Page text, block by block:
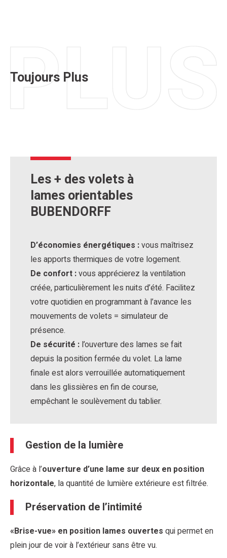
Toujours Plus
Les + des volets à
lames orientables
BUBENDORFF
D’économies énergétiques :vous maîtrisez
les apports thermiques de votre logement.
De confort :vous apprécierez la ventilation
créée, particulièrement les nuits d’été. Facilitez
votre quotidien en programmant à l’avance les
mouvements de volets = simulateur de
présence.
De sécurité : l’ouverture des lames se fait
depuis la position fermée du volet. La lame
finale est alors verrouillée automatiquement
dans les glissières en fin de course,
empêchant le soulèvement du tablier.
Gestion de la lumière
Grâce à l’ouverture d’une lame sur deux en position
horizontale, la quantité de lumière extérieure est filtrée.
Préservation de l’intimité
«Brise-vue» en position lames ouvertes qui permet en
plein jour de voir à l’extérieur sans être vu.